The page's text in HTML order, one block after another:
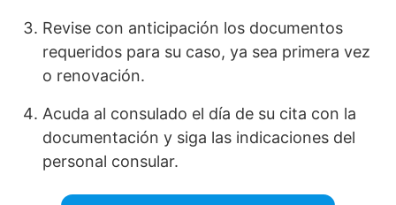
Revise con anticipación los documentos
requeridos para su caso, ya sea primera vez
o renovación.
Acuda al consulado el día de su cita con la
documentación y siga las indicaciones del
personal consular.